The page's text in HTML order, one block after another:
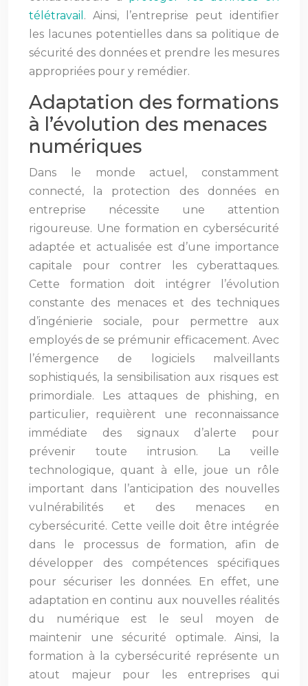
télétravail . Ainsi, l’entreprise peut identifier
les lacunes potentielles dans sa politique de
sécurité des données et prendre les mesures
appropriées pour y remédier.
Adaptation des formations
à l’évolution des menaces
numériques
Dans le monde actuel, constamment
connecté, la protection des données en
entreprise nécessite une attention
rigoureuse. Une formation en cybersécurité
adaptée et actualisée est d’une importance
capitale pour contrer les cyberattaques.
Cette formation doit intégrer l’évolution
constante des menaces et des techniques
d’ingénierie sociale, pour permettre aux
employés de se prémunir efficacement. Avec
l’émergence de logiciels malveillants
sophistiqués, la sensibilisation aux risques est
primordiale. Les attaques de phishing, en
particulier, requièrent une reconnaissance
immédiate des signaux d’alerte pour
prévenir toute intrusion. La veille
technologique, quant à elle, joue un rôle
important dans l’anticipation des nouvelles
vulnérabilités et des menaces en
cybersécurité. Cette veille doit être intégrée
dans le processus de formation, afin de
développer des compétences spécifiques
pour sécuriser les données. En effet, une
adaptation en continu aux nouvelles réalités
du numérique est le seul moyen de
maintenir une sécurité optimale. Ainsi, la
formation à la cybersécurité représente un
atout majeur pour les entreprises qui